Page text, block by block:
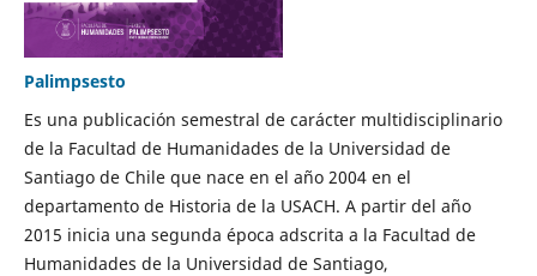
Palimpsesto
Es una publicación semestral de carácter multidisciplinario
de la Facultad de Humanidades de la Universidad de
Santiago de Chile que nace en el año 2004 en el
departamento de Historia de la USACH. A partir del año
2015 inicia una segunda época adscrita a la Facultad de
Humanidades de la Universidad de Santiago,